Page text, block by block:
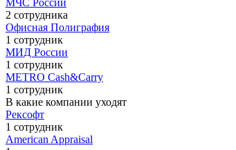
2 сотрудника
Офисная Полиграфия
1 сотрудник
МИД России
1 сотрудник
METRO Cash&Carry
1 сотрудник
В какие компании уходят
Рексофт
1 сотрудник
American Appraisal